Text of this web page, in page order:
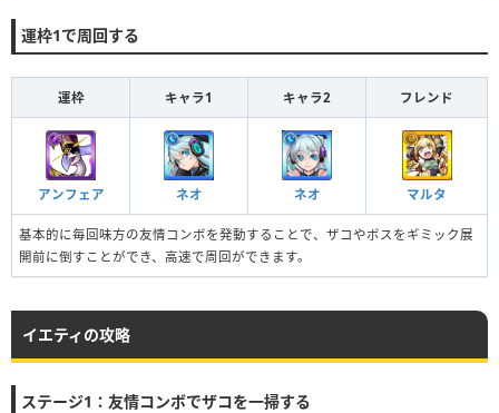
運枠1で周回する
運枠 キャラ1 キャラ2 フレンド
アンフェア ネオ ネオ マルタ
基本的に毎回味方の友情コンボを発動することで、ザコやボスをギミック展
開前に倒すことができ、高速で周回ができます。
イエティの攻略
ステージ1：友情コンボでザコを一掃する